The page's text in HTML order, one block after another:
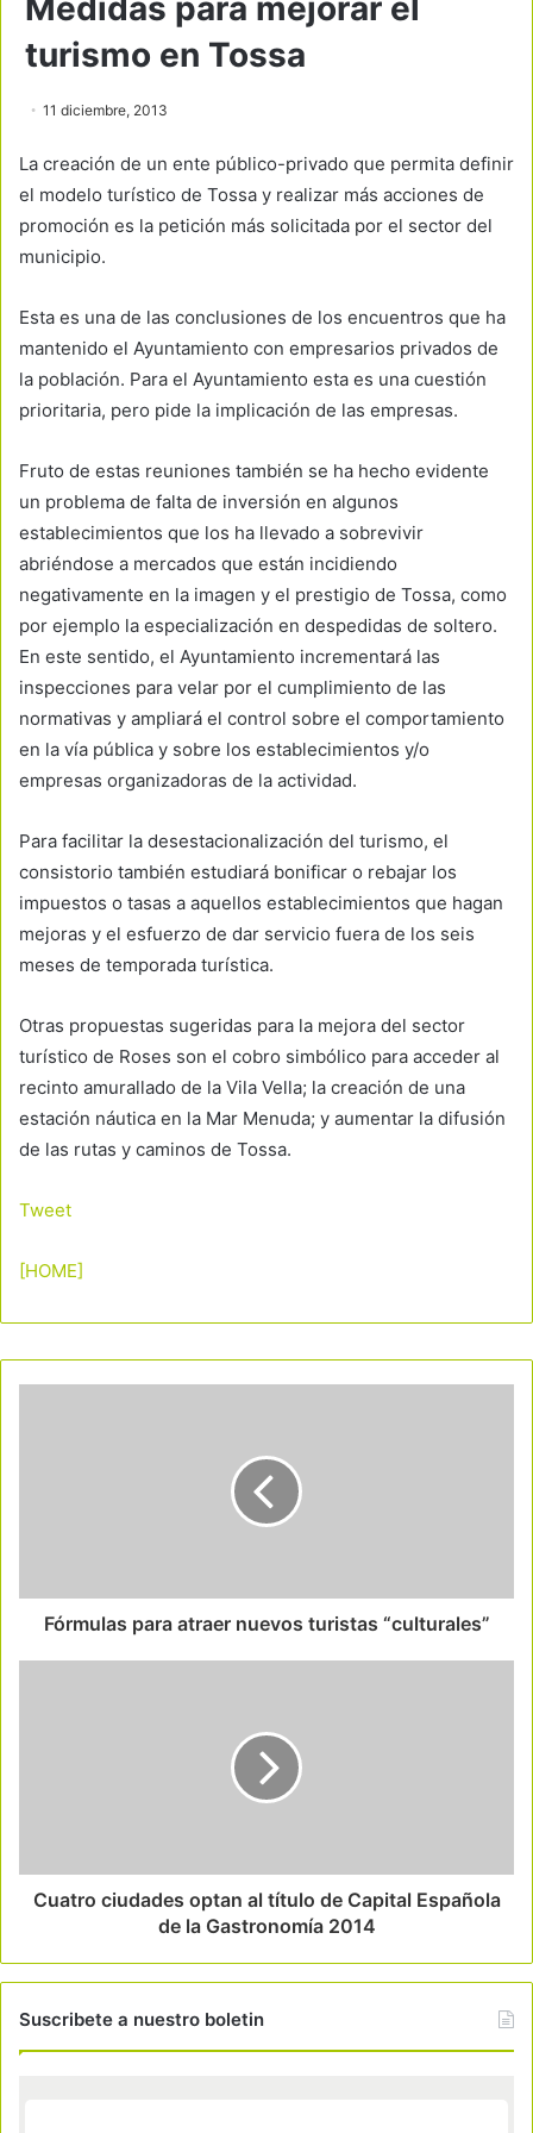
Medidas para mejorar el
turismo en Tossa
11 diciembre, 2013
La creación de un ente público-privado que permita definir
el modelo turístico de Tossa y realizar más acciones de
promoción es la petición más solicitada por el sector del
municipio.
Esta es una de las conclusiones de los encuentros que ha
mantenido el Ayuntamiento con empresarios privados de
la población. Para el Ayuntamiento esta es una cuestión
prioritaria, pero pide la implicación de las empresas.
Fruto de estas reuniones también se ha hecho evidente
un problema de falta de inversión en algunos
establecimientos que los ha llevado a sobrevivir
abriéndose a mercados que están incidiendo
negativamente en la imagen y el prestigio de Tossa, como
por ejemplo la especialización en despedidas de soltero.
En este sentido, el Ayuntamiento incrementará las
inspecciones para velar por el cumplimiento de las
normativas y ampliará el control sobre el comportamiento
en la vía pública y sobre los establecimientos y/o
empresas organizadoras de la actividad.
Para facilitar la desestacionalización del turismo, el
consistorio también estudiará bonificar o rebajar los
impuestos o tasas a aquellos establecimientos que hagan
mejoras y el esfuerzo de dar servicio fuera de los seis
meses de temporada turística.
Otras propuestas sugeridas para la mejora del sector
turístico de Roses son el cobro simbólico para acceder al
recinto amurallado de la Vila Vella; la creación de una
estación náutica en la Mar Menuda; y aumentar la difusión
de las rutas y caminos de Tossa.
Tweet
[HOME]
Fórmulas para atraer nuevos turistas “culturales”
Cuatro ciudades optan al título de Capital Española
de la Gastronomía 2014
Suscribete a nuestro boletin